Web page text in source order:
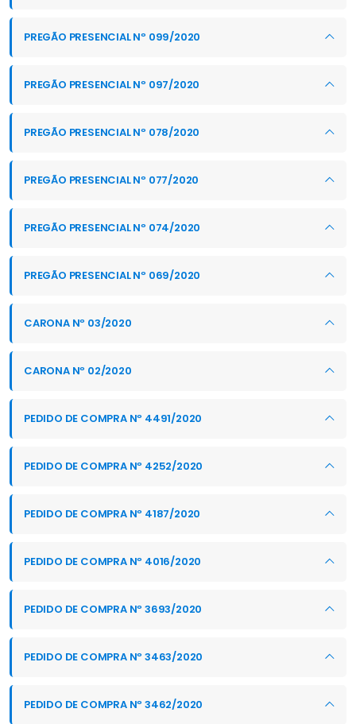
PREGÃO PRESENCIAL Nº 099/2020
PREGÃO PRESENCIAL Nº 097/2020
PREGÃO PRESENCIAL Nº 078/2020
PREGÃO PRESENCIAL Nº 077/2020
PREGÃO PRESENCIAL Nº 074/2020
PREGÃO PRESENCIAL Nº 069/2020
CARONA Nº 03/2020
CARONA Nº 02/2020
PEDIDO DE COMPRA Nº 4491/2020
PEDIDO DE COMPRA Nº 4252/2020
PEDIDO DE COMPRA Nº 4187/2020
PEDIDO DE COMPRA Nº 4016/2020
PEDIDO DE COMPRA Nº 3693/2020
PEDIDO DE COMPRA Nº 3463/2020
PEDIDO DE COMPRA Nº 3462/2020